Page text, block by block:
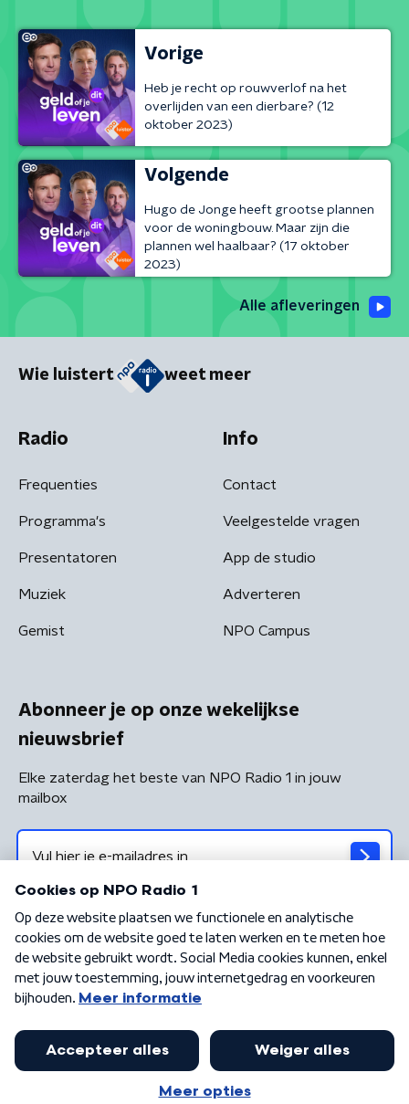
Vorige
Heb je recht op rouwverlof na het
overlijden van een dierbare? (12
oktober 2023)
Volgende
Hugo de Jonge heeft grootse plannen
voor de woningbouw. Maar zijn die
plannen wel haalbaar? (17 oktober
2023)
Alle afleveringen
Wie luistert weet meer
Radio
Frequenties
Programma's
Presentatoren
Muziek
Gemist
Info
Contact
Veelgestelde vragen
App de studio
Adverteren
NPO Campus
Abonneer je op onze wekelijkse
nieuwsbrief
Elke zaterdag het beste van NPO Radio 1 in jouw
mailbox
Algemene voorwaarden